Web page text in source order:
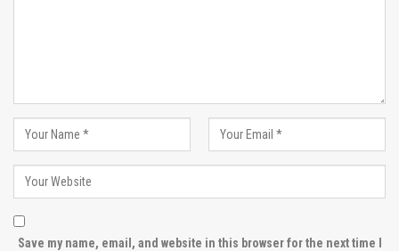
Save my name, email, and website in this browser for the next time I